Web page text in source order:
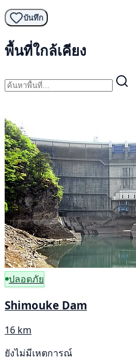
บันทึก
พื้นที่ใกล้เคียง
ปลอดภัย
Shimouke Dam
16 km
ยังไม่มีเหตุการณ์